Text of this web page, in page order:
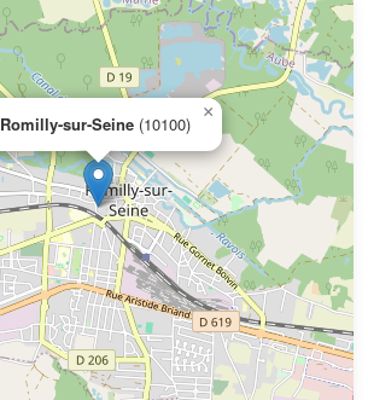
Romilly-sur-Seine (10100)
×